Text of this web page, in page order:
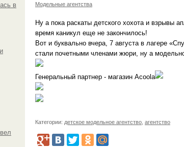
в
Модельные агентства
Ну а пока раскаты детского хохота и взрывы
время каникул еще не закончилось!
Вот и буквально вчера, 7 августа в лагере
стали почетными членами жюри, ну а
Генеральный партнер - магазин Acoola
Категории: детское модельное агентство агентство